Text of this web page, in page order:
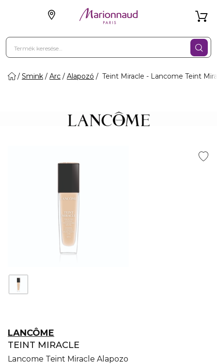
Smink Arc Alapozó Teint Miracle - Lancome Teint
LANCÔME
TEINT MIRACLE
Lancome Teint Miracle Alapozo